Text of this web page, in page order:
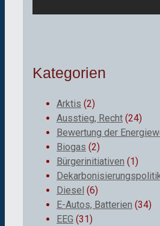
Kategorien
Arktis (2)
Ausstieg, Recht (24)
Bewertung der
Biogas (2)
Bürgerinitiativen (1)
Diesel (6)
E-Autos, Batterien (34)
EEG (31)